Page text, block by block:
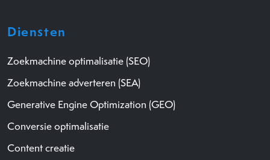
Diensten
Zoekmachine optimalisatie (SEO)
Zoekmachine adverteren (SEA)
Generative Engine Optimization (GEO)
Conversie optimalisatie
Content creatie